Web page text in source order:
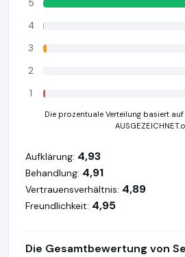
5
4
3
2
1
Die prozentuale Verteilung basiert
Aufklärung: 4,93
Behandlung: 4,91
Vertrauensverhältnis: 4,89
Freundlichkeit: 4,95
Die Gesamtbewertung von